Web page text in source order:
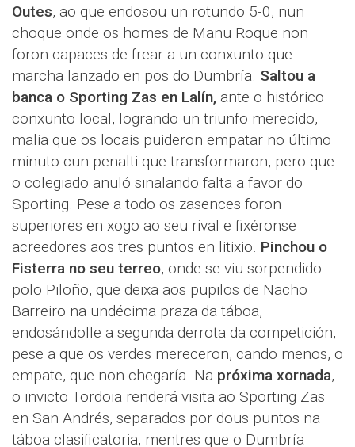
Outes, ao que endosou un rotundo 5-0, nun
choque onde os homes de Manu Roque non
foron capaces de frear a un conxunto que
marcha lanzado en pos do Dumbría. Saltou a
banca o Sporting Zas en Lalín, ante o histórico
conxunto local, logrando un triunfo merecido,
malia que os locais puideron empatar no último
minuto cun penalti que transformaron, pero que
o colegiado anuló sinalando falta a favor do
Sporting. Pese a todo os zasences foron
superiores en xogo ao seu rival e fixéronse
acreedores aos tres puntos en litixio. Pinchou o
Fisterra no seu terreo, onde se viu sorpendido
polo Piloño, que deixa aos pupilos de Nacho
Barreiro na undécima praza da táboa,
endosándolle a segunda derrota da competición,
pese a que os verdes mereceron, cando menos, o
empate, que non chegaría. Na próxima xornada,
o invicto Tordoia renderá visita ao Sporting Zas
en San Andrés, separados por dous puntos na
táboa clasificatoria, mentres que o Dumbría